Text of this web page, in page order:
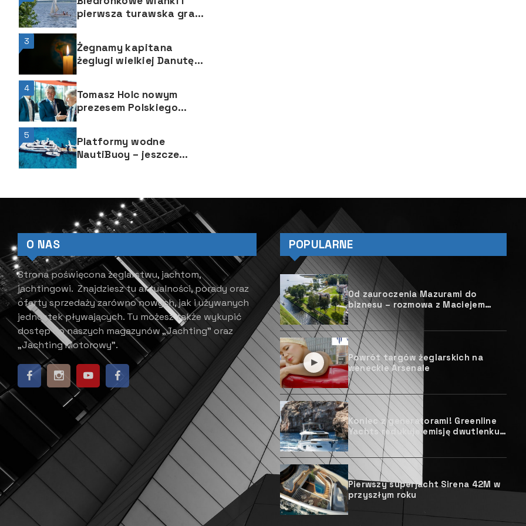
pierwsza turawska gra
żeglarska za nami
3
Żegnamy kapitana
żeglugi wielkiej Danutę
Kobylińską-Walas.
Odeszła na wieczną
wachtę.
4
Tomasz Holc nowym
prezesem Polskiego
Związku Żeglarskiego
5
Platformy wodne
NautiBuoy – jeszcze
więcej radości i zabawy
O NAS
Strona poświęcona żeglarstwu, jachtom,
jachtingowi. Znajdziesz tu aktualności, porady oraz
oferty sprzedaży zarówno nowych, jak i używanych
jednostek pływających. ​ Tu możesz także wykupić
dostęp do naszych magazynów „Jachting” oraz
„Jachting Motorowy”.
POPULARNE
Od zauroczenia Mazurami do
biznesu – rozmowa z Maciejem
Lickiewiczem z Ascot Polska
Powrót targów żeglarskich na
weneckie Arsenale
Koniec z generatorami! Greenline
Yachts redukuje emisję dwutlenku
węgla nie psując przy tym zabawy
z żeglowania
Pierwszy superjacht Sirena 42M w
przyszłym roku